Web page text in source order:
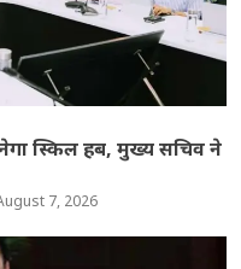
स्किल हब, मुख्य सचिव ने
7, 2026